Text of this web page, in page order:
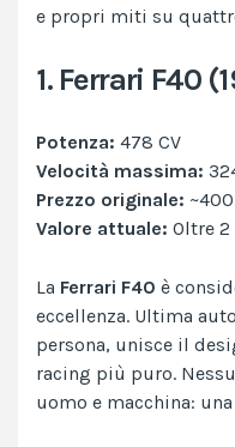
e propri miti su
1. Ferrari F40
Potenza: 478 CV
Velocità massima:
Prezzo originale:
Valore attuale: Oltre
La Ferrari F40 è
eccellenza. Ultima
persona, unisce il
racing più puro.
uomo e macchina: